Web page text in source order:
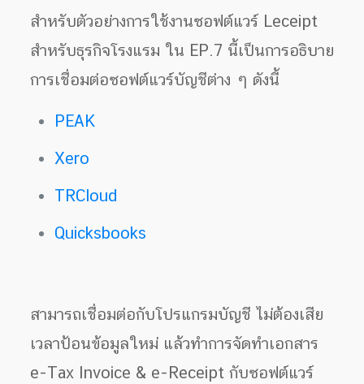
สำหรับตัวอย่างการใช้งานซอฟต์แวร์ Leceipt
สำหรับธุรกิจโรงแรม ใน EP.7 นี้เป็นการอธิบาย
การเชื่อมต่อซอฟต์แวร์บัญชีต่าง ๆ ดังนี้
PEAK
Xero
TRCloud
Quicksbooks
สามารถเชื่อมต่อกับโปรแกรมบัญชี ไม่ต้องเสีย
เวลาป้อนข้อมูลใหม่ แล้วทำการจัดทำเอกสาร
e-Tax Invoice & e-Receipt กับซอฟต์แวร์